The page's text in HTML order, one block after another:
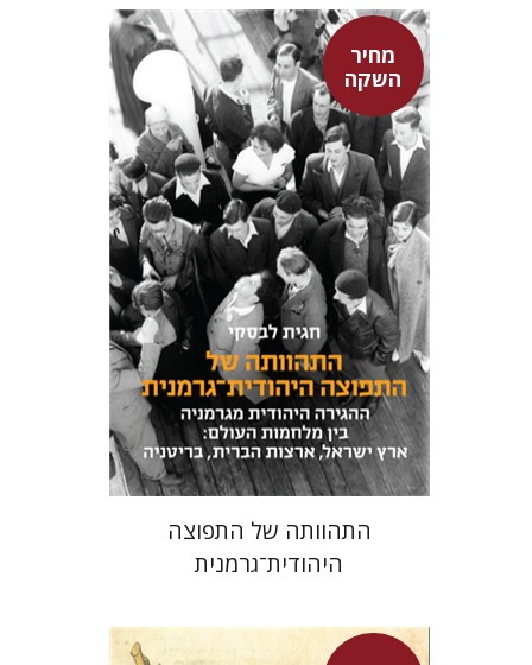
מחיר
השקה
חגית לבסקי
מאירה טורצקי
מחיר השקה
$34
$24
התהוותה של התפוצה
היהודית־גרמנית